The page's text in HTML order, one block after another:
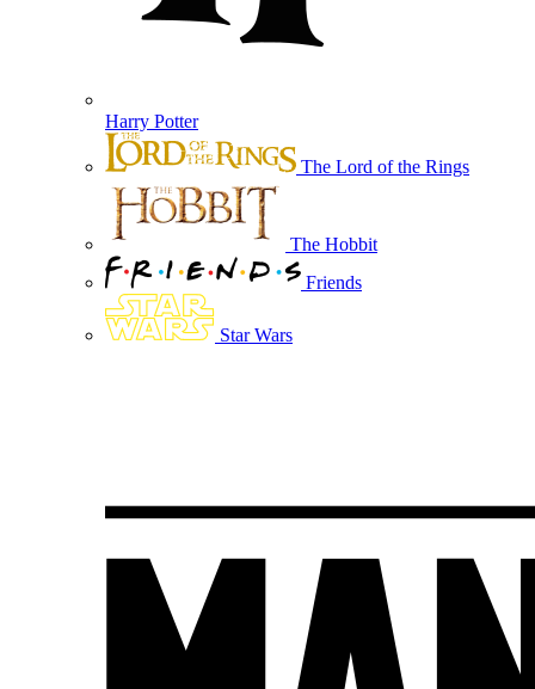
Harry Potter
The Lord of the Rings
The Hobbit
Friends
Star Wars